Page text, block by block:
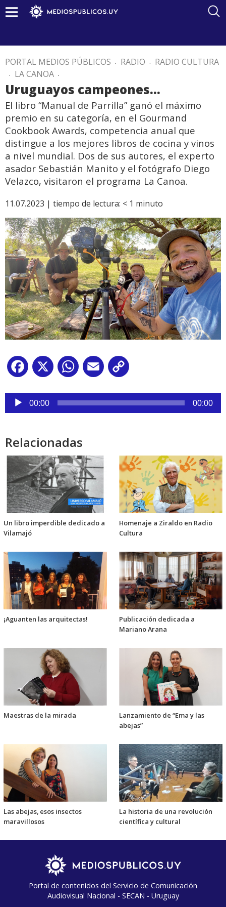
PORTAL MEDIOS PÚBLICOS . RADIO . RADIO CULTURA
. LA CANOA .
Uruguayos campeones…
El libro “Manual de Parrilla” ganó el máximo
premio en su categoría, en el Gourmand
Cookbook Awards, competencia anual que
distingue a los mejores libros de cocina y vinos
a nivel mundial. Dos de sus autores, el experto
asador Sebastián Manito y el fotógrafo Diego
Velazco, visitaron el programa La Canoa.
11.07.2023 | tiempo de lectura: < 1 minuto
Facebook
X WhatsApp
Email
Reproductor
audio
00:00 00:00
Relacionadas
Un libro imperdible dedicado a
Vilamajó
Homenaje a Ziraldo en Radio
Cultura
¡Aguanten las arquitectas!
Publicación dedicada a
Mariano Arana
Maestras de la mirada
Lanzamiento de “Ema y las
abejas”
Las abejas, esos insectos
maravillosos
La historia de una revolución
científica y cultural
Portal de contenidos del Servicio de Comunicación
Audiovisual Nacional - SECAN - Uruguay